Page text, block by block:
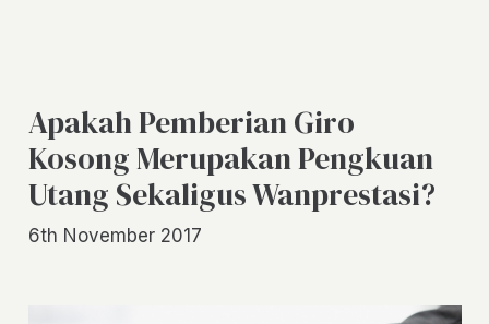
Apakah Pemberian Giro
Kosong Merupakan Pengkuan
Utang Sekaligus Wanprestasi?
6th November 2017